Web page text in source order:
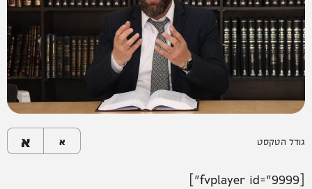
גודל הטקסט א א
[fvplayer id="9999"]